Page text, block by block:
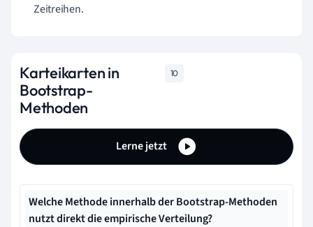
Zeitreihen.
Karteikarten in
Bootstrap-
Methoden
10
Lerne jetzt
Welche Methode innerhalb der Bootstrap-Methoden
nutzt direkt die empirische Verteilung?